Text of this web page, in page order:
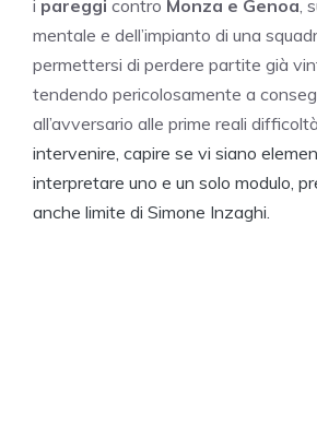
i pareggi contro Monza e Genoa ,
mentale e dell’impianto di una
permettersi di perdere partite già
tendendo pericolosamente a
all’avversario alle prime reali difficoltà.
intervenire, capire se vi siano
interpretare uno e un solo modulo,
anche limite di Simone Inzaghi.